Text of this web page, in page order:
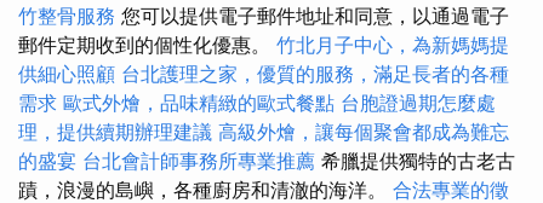
竹整骨服務 您可以提供電子郵件地址和同意，以通過電子
郵件定期收到的個性化優惠。 竹北月子中心，為新媽媽提
供細心照顧 台北護理之家，優質的服務，滿足長者的各種
需求 歐式外燴，品味精緻的歐式餐點 台胞證過期怎麼處
理，提供續期辦理建議 高級外燴，讓每個聚會都成為難忘
的盛宴 台北會計師事務所專業推薦 希臘提供獨特的古老古
蹟，浪漫的島嶼，各種廚房和清澈的海洋。 合法專業的徵